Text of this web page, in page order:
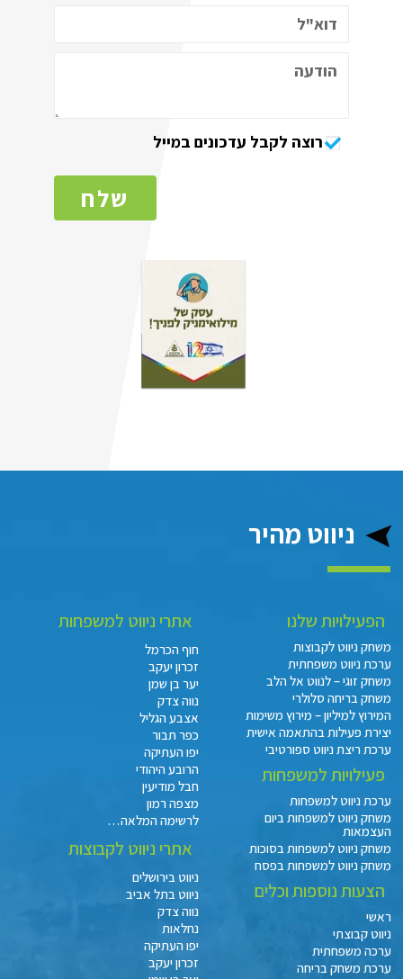
רוצה לקבל עדכונים במייל
שלח
ניווט מהיר
הפעילויות שלנו
משחק ניווט לקבוצות
ערכת ניווט משפחתית
משחק זוגי – לנווט אל הלב
משחק בריחה סלולרי
המירוץ למיליון – מירוץ משימות
יצירת פעילות בהתאמה אישית
ערכת ריצת ניווט ספורטיבי
פעילויות למשפחות
ערכת ניווט למשפחות
משחק ניווט למשפחות ביום
העצמאות
משחק ניווט למשפחות בסוכות
משחק ניווט למשפחות בפסח
הצעות נוספות וכלים
ראשי
ניווט קבוצתי
ערכה משפחתית
ערכת משחק בריחה
אתרי ניווט למשפחות
חוף הכרמל
זכרון יעקב
יער בן שמן
נווה צדק
אצבע הגליל
כפר תבור
יפו העתיקה
הרובע היהודי
חבל מודיעין
מצפה רמון
לרשימה המלאה…
אתרי ניווט לקבוצות
ניווט בירושלים
ניווט בתל אביב
נווה צדק
נחלאות
יפו העתיקה
זכרון יעקב